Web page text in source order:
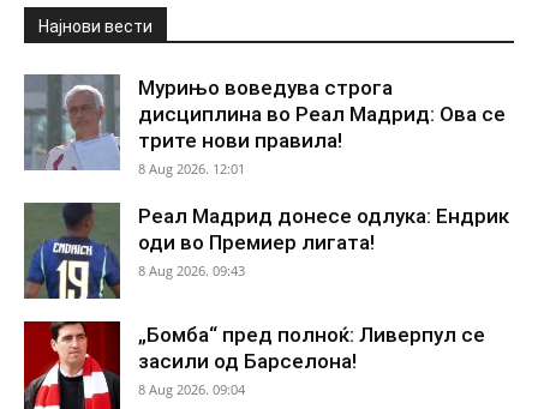
Најнови вести
Мурињо воведува строга
дисциплина во Реал Мадрид: Ова се
трите нови правила!
8 Aug 2026. 12:01
Реал Мадрид донесе одлука: Ендрик
оди во Премиер лигата!
8 Aug 2026. 09:43
„Бомба“ пред полноќ: Ливерпул се
засили од Барселона!
8 Aug 2026. 09:04